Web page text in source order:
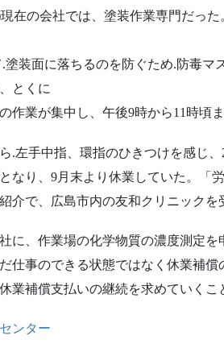
在の会社では、塗装作業専門だっ
塗装面に落ちるのを防ぐため.防毒マ
とくに
作業が集中し、午後9時から11時頃
.左手中指、環指のひきつけを感じ
なり、9月末より休業していた。「
介で、広島市内の友和クリニックを
に、作業場の化学物質の濃度測定
仕事のできる状態ではなく休業補
業補償支払いの継続を求めていくこ
ンター